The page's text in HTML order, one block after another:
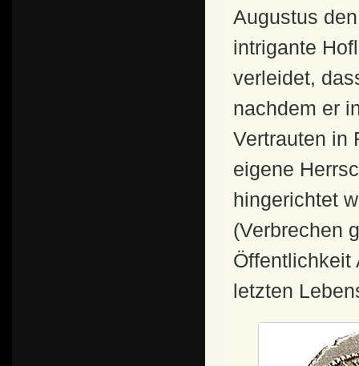
Augustus
intrigante
verleidet,
nachdem er
Vertrauten in
eigene
hingerichtet
(Verbrechen
Öffentlichkeit
letzten